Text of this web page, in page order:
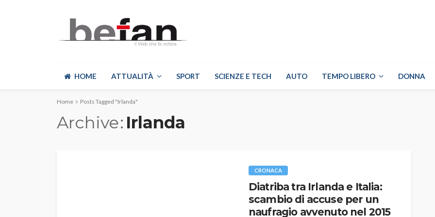
HOME ATTUALITÀ SPORT SCIENZE E TECH AUTO TEMPO LIBERO DONNA
Home Posts Tagged "Irlanda"
Archive Irlanda
CRONACA
Diatriba tra Irlanda e Italia:
scambio di accuse per un
naufragio avvenuto nel 2015